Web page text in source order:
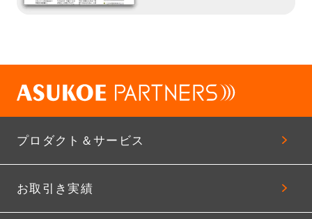
プロダクト＆サービス
お取引き実績